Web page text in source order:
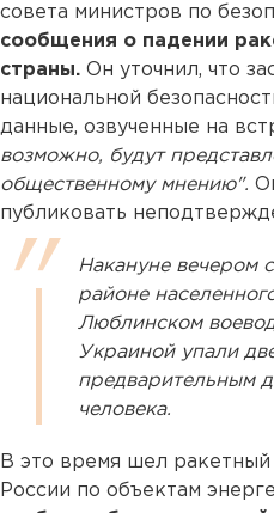
совета министров по
сообщения о падении
страны. Он уточнил, что
национальной
данные, озвученные на
возможно, будут
общественному мнению".
публиковать
Накануне вечером
районе
Люблинском
Украиной упали
предварительным
человека.
В это время шел
России по объектам